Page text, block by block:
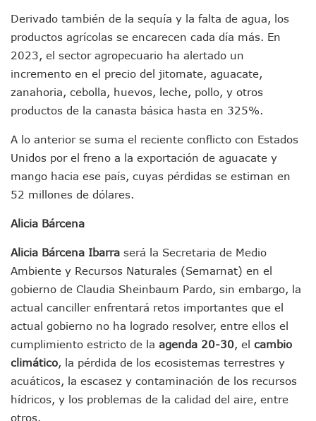
Tras Caer Ante Inglaterra, México Recibe Multa Económica
Dictan Prisión Preventiva A Exdirector De Pemex Por
Juan Carlos Castro Visitó La Colonia Cristóbal Colón
Puente Amado Nervo Avanza En Un 80%, ¿se Abrirá Este
C5 Jalisco Recupera Vehículo Robado De Puerto Vallarta
Genera Críticas La Compra De 35 Nuevas Patrullas Para
Alejandro, Julión Y Alfredito Darán Magna Serenata En La
Recuerdan Contingencia Del Marigalante Con
Vallarta Destaca En Competitividad Urbana Por Turismo,
Peritajes Buscan Esclarecer Muerte De Regidora De Cabo
Convocan A Exposición Fotográfica Sobre El “domingo
Temporal De Lluvias Mantienen En Alerta A Vallarta;
Ra Aguilar Recorre Rancho Nácar, Ojos De Agua Y Lomas
Caen Más De 100 Personas Durante Operativo “Salvando
Impulsa Juan Carlos Castro Almaguer Jornada Médica
Indigentes Se Apoderan De Las Bancas Del Hospital
Vallarta: Aseguran Casi 200 Motocicletas En Operativos
INFONAVIT Ampliará Horario De Atención En Bahía De
Urrutia Comunica Se Encuentra En Pausa Por Crecimiento
Héctor Santana Anuncia Inspecciones Nocturnas A
Derivado también de la sequía y la falta de agua, los
productos agrícolas se encarecen cada día más. En
2023, el sector agropecuario ha alertado un
incremento en el precio del jitomate, aguacate,
zanahoria, cebolla, huevos, leche, pollo, y otros
productos de la canasta básica hasta en 325%.
A lo anterior se suma el reciente conflicto con Estados
Unidos por el freno a la exportación de aguacate y
mango hacia ese país, cuyas pérdidas se estiman en
52 millones de dólares.
Alicia Bárcena
Alicia Bárcena Ibarra será la Secretaria de Medio
Ambiente y Recursos Naturales (Semarnat) en el
gobierno de Claudia Sheinbaum Pardo, sin embargo, la
actual canciller enfrentará retos importantes que el
actual gobierno no ha logrado resolver, entre ellos el
cumplimiento estricto de la agenda 20-30, el cambio
climático, la pérdida de los ecosistemas terrestres y
acuáticos, la escasez y contaminación de los recursos
hídricos, y los problemas de la calidad del aire, entre
otros.